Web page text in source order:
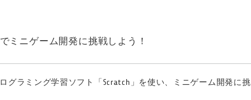
ミニゲーム開発に挑戦しよう！
グラミング学習ソフト「Scratch」を使い、ミニゲーム開発に挑